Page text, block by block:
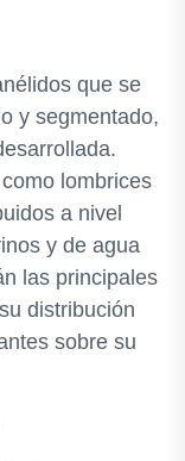
que se
y segmentado,
lombrices
a nivel
y de agua
las principales
distribución
sobre su